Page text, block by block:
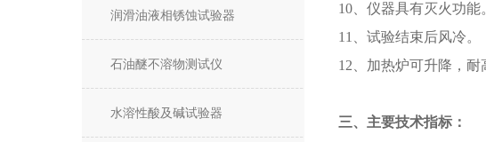
润滑油液相锈蚀试验器
石油醚不溶物测试仪
水溶性酸及碱试验器
10、仪器具有灭火功能
11、试验结束后风冷。
12、加热炉可升降，耐
三、主要技术指标：